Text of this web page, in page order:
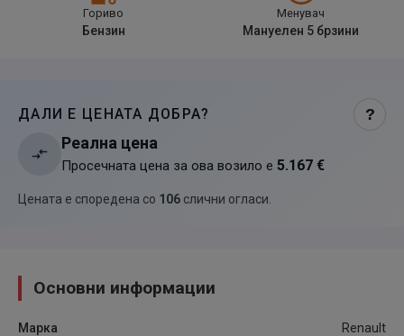
Гориво
Бензин
Менувач
Мануелен 5 брзини
ДАЛИ Е ЦЕНАТА ДОБРА? ?
Реална цена
Просечната цена за ова возило е 5.167 €
Цената е споредена со 106 слични огласи
Основни информации
Марка
Renault